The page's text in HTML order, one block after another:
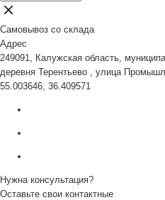
Самовывоз со склада
Адрес
249091, Калужская область,
деревня Терентьево , улица
55.003646, 36.409571
Нужна консультация?
Оставьте свои контактные